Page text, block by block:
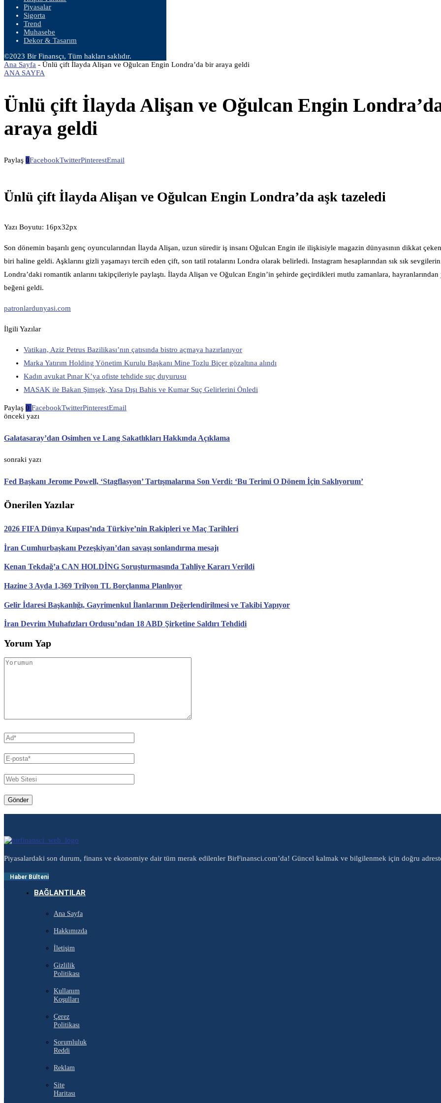
Piyasalar
Sigorta
Trend
Muhasebe
Dekor & Tasarım
©2023 Bir Finansçı, Tüm hakları saklıdır.
Ana Sayfa - Ünlü çift İlayda Alişan ve Oğulcan Engin Londra’da bir araya geldi
ANA SAYFA
Ünlü çift İlayda Alişan ve Oğulcan Engin
araya geldi
Paylaş 0FacebookTwitterPinterestEmail
Ünlü çift İlayda Alişan ve Oğulcan Engin Londra’da aşk tazeledi
Yazı Boyutu: 16px32px
Son dönemin başarılı genç oyuncularından İlayda Alişan, uzun süredir iş insanı Oğulcan Engin ile ilişkisiyle magazin dünyasının dikkat
biri haline geldi. Aşklarını gizli yaşamayı tercih eden çift, son tatil rotalarını Londra olarak belirledi. Instagram hesaplarından sık sık
Londra’daki romantik anlarını takipçileriyle paylaştı. İlayda Alişan ve Oğulcan Engin’in şehirde geçirdikleri mutlu zamanlara,
beğeni geldi.
patronlardunyasi.com
İlgili Yazılar
Vatikan, Aziz Petrus Bazilikası’nın çatısında bistro açmaya hazırlanıyor
Marka Yatırım Holding Yönetim Kurulu Başkanı Mine Tozlu Biçer gözaltına alındı
Kadın avukat Pınar K’ya ofiste tehdide suç duyurusu
MASAK ile Bakan Şimşek, Yasa Dışı Bahis ve Kumar Suç Gelirlerini Önledi
Paylaş 0 FacebookTwitterPinterestEmail
önceki yazı
Galatasaray’dan Osimhen ve Lang Sakatlıkları Hakkında Açıklama
sonraki yazı
Fed Başkanı Jerome Powell, ‘Stagflasyon’ Tartışmalarına Son Verdi: ‘Bu Terimi O Dönem İçin Saklıyorum’
Önerilen Yazılar
2026 FIFA Dünya Kupası’nda Türkiye’nin Rakipleri ve Maç Tarihleri
İran Cumhurbaşkanı Pezeşkiyan’dan savaşı sonlandırma mesajı
Kenan Tekdağ’a CAN HOLDİNG Soruşturmasında Tahliye Kararı Verildi
Hazine 3 Ayda 1,369 Trilyon TL Borçlanma Planlıyor
Gelir İdaresi Başkanlığı, Gayrimenkul İlanlarının Değerlendirilmesi ve Takibi Yapıyor
İran Devrim Muhafızları Ordusu’ndan 18 ABD Şirketine Saldırı Tehdidi
Yorum Yap
Piyasalardaki son durum, finans ve ekonomiye dair tüm merak edilenler BirFinansci.com’da! Güncel kalmak ve bilgilenmek için doğru
Haber Bülteni
BAĞLANTILAR
Ana Sayfa
Hakkımızda
İletişim
Gizlilik
Politikası
Kullanım
Koşulları
Çerez
Politikası
Sorumluluk
Reddi
Reklam
Site
Haritası